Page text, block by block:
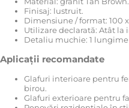
Finisaj: lustruit.
Dimensiune / format: 100 x
Utilizare declarată: Atât la
Detaliu muchie: 1
Aplicații recomandate
Glafuri interioare pentru
birou.
Glafuri exterioare pentru